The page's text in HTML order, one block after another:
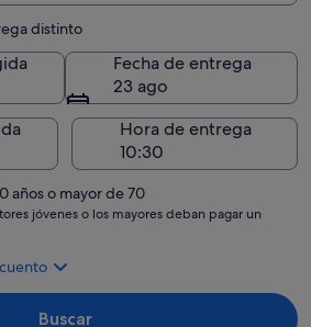
distinto
Fecha de entrega
23 ago
Hora de entrega
años o mayor de 70
jóvenes o los mayores deban pagar un
Buscar